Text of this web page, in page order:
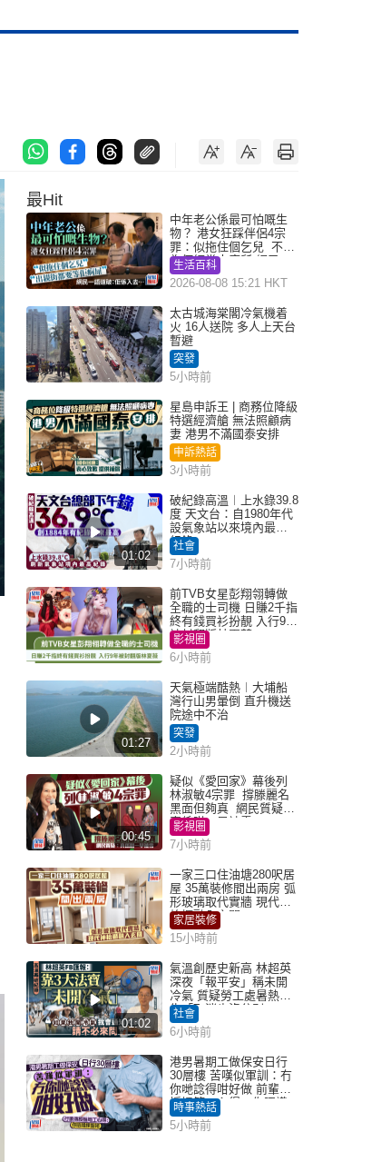
最Hit
中年老公係最可怕嘅生
物？ 港女狂踩伴侶4宗
罪：似拖住個乞兒 不解
為何經常去廁所 網民一
語道破
生活百科
2026-08-08 15:21 HKT
太古城海棠閣冷氣機着
火 16人送院 多人上天台
暫避
突發
5小時前
星島申訴王 | 商務位降級
特選經濟艙 無法照顧病
妻 港男不滿國泰安排
申訴熱話
3小時前
01:02
破紀錄高溫︱上水錄39.8
度 天文台：自1980年代
設氣象站以來境內最高
紀錄
社會
7小時前
前TVB女星彭翔翎轉做
全職的士司機 日賺2千指
終有錢買衫扮靚 入行9年
被封翻版林夏薇
影視圈
6小時前
01:27
天氣極端酷熱︱大埔船
灣行山男暈倒 直升機送
院途中不治
突發
2小時前
00:45
疑似《愛回家》幕後列
林淑敏4宗罪 撐滕麗名
黑面但夠真 網民質疑：
真係咁一早被雪
影視圈
7小時前
一家三口住油塘280呎居
屋 35萬裝修間出兩房 弧
形玻璃取代實牆 現代神
枱櫃融入玄關
家居裝修
15小時前
01:02
氣溫創歷史新高 林超英
深夜「報平安」稱未開
冷氣 質疑勞工處暑熱警
告「取消也沒分別」
社會
6小時前
港男暑期工做保安日行
30層樓 苦嘆似軍訓：冇
你哋諗得咁好做 前輩傳
授搵筍工心得：你唔識
揀盤啫｜Juicy叮
時事熱話
5小時前